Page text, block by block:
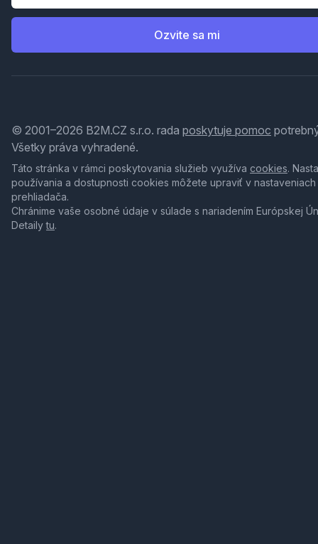
Ozvite sa mi
© 2001–2026 B2M.CZ s.r.o. rada poskytuje pomoc
Všetky práva vyhradené.
Táto stránka v rámci poskytovania služieb využíva cookies.
používania a dostupnosti cookies môžete upraviť v nastaveniach
prehliadača.
Chránime vaše osobné údaje v súlade s nariadením Európskej
Detailytu.